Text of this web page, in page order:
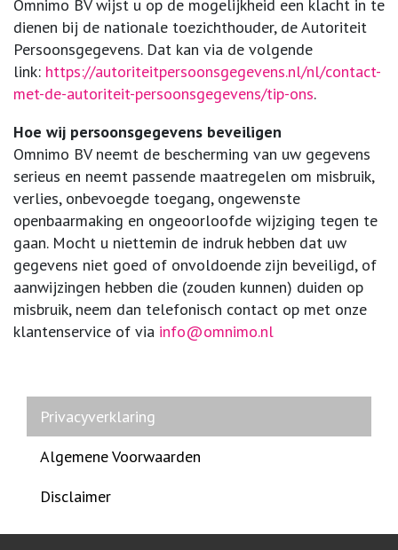
Privacyverklaring
Algemene Voorwaarden
Disclaimer
Omnimo BV wijst u op de mogelijkheid een klacht in te
dienen bij de nationale toezichthouder, de Autoriteit
Persoonsgegevens. Dat kan via de volgende
link: https://autoriteitpersoonsgegevens.nl/nl/contact-
met-de-autoriteit-persoonsgegevens/tip-ons.
Hoe wij persoonsgegevens beveiligen
Omnimo BV neemt de bescherming van uw gegevens
serieus en neemt passende maatregelen om misbruik,
verlies, onbevoegde toegang, ongewenste
openbaarmaking en ongeoorloofde wijziging tegen te
gaan. Mocht u niettemin de indruk hebben dat uw
gegevens niet goed of onvoldoende zijn beveiligd, of
aanwijzingen hebben die (zouden kunnen) duiden op
misbruik, neem dan telefonisch contact op met onze
klantenservice of via info@omnimo.nl